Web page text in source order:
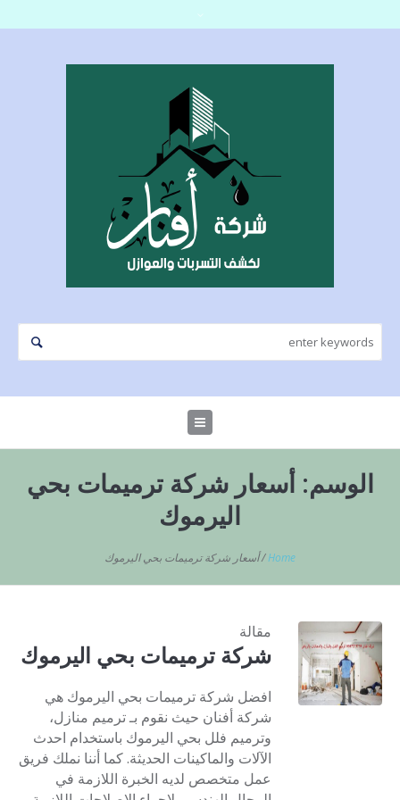
الوسم:أسعار شركة ترميمات بحي
اليرموك
Home
/أسعار شركة ترميمات بحي اليرموك
مقالة
شركة ترميمات بحي اليرموك
افضل شركة ترميمات بحي اليرموك هي
شركة أفنان حيث نقوم بـ ترميم منازل،
وترميم فلل بحي اليرموك باستخدام احدث
الآلات والماكينات الحديثة. كما أننا نملك فريق
عمل متخصص لديه الخبرة اللازمة في